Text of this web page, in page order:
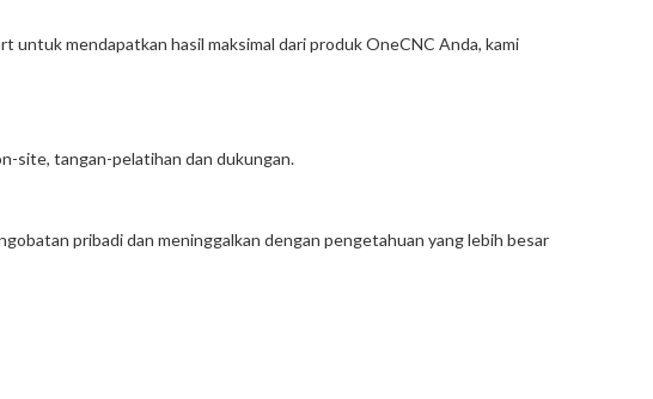
untuk mendapatkan hasil maksimal dari produk OneCNC Anda, kami
site, tangan-pelatihan dan dukungan.
pribadi dan meninggalkan dengan pengetahuan yang lebih besar